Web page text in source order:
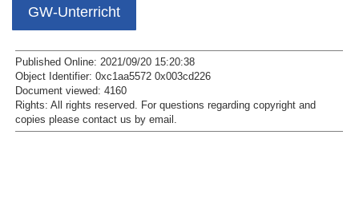
GW-Unterricht
Published Online: 2021/09/20 15:20:38
Object Identifier: 0xc1aa5572 0x003cd226
Document viewed: 4160
Rights: All rights reserved. For questions regarding copyright and
copies please contact us by email .